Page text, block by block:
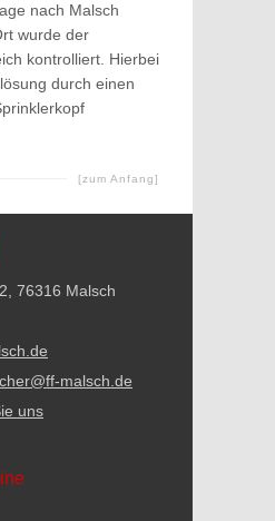
nach Malsch
wurde der
kontrolliert. Hierbei
durch einen
[zum Anfang]
76316 Malsch
malsch.de
uns